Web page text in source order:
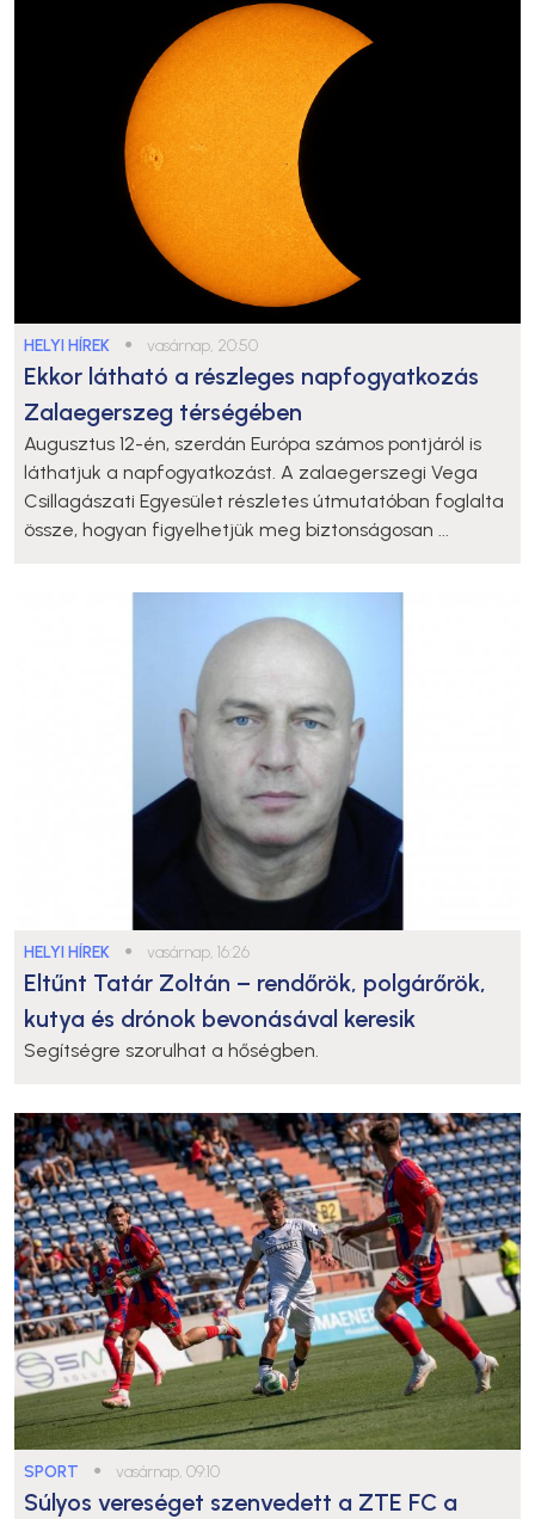
HELYI HÍREK ● vasárnap, 20:50
Ekkor látható a részleges napfogyatkozás
Zalaegerszeg térségében
Augusztus 12-én, szerdán Európa számos pontjáról is
láthatjuk a napfogyatkozást. A zalaegerszegi Vega
Csillagászati Egyesület részletes útmutatóban foglalta
össze, hogyan figyelhetjük meg biztonságosan ...
HELYI HÍREK ● vasárnap, 16:26
Eltűnt Tatár Zoltán – rendőrök, polgárőrök,
kutya és drónok bevonásával keresik
Segítségre szorulhat a hőségben.
SPORT ● vasárnap, 09:10
Súlyos vereséget szenvedett a ZTE FC a